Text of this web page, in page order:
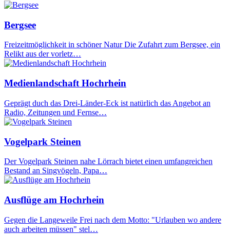
Bergsee
Freizeitmöglichkeit in schöner Natur Die Zufahrt zum Bergsee, ein
Relikt aus der vorletz…
Medienlandschaft Hochrhein
Geprägt duch das Drei-Länder-Eck ist natürlich das Angebot an
Radio, Zeitungen und Fernse…
Vogelpark Steinen
Der Vogelpark Steinen nahe Lörrach bietet einen umfangreichen
Bestand an Singvögeln, Papa…
Ausflüge am Hochrhein
Gegen die Langeweile Frei nach dem Motto: "Urlauben wo andere
auch arbeiten müssen" stel…